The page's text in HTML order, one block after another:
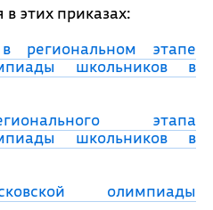
этих приказах:
региональном этапе
школьников в
этапа
школьников в
олимпиады